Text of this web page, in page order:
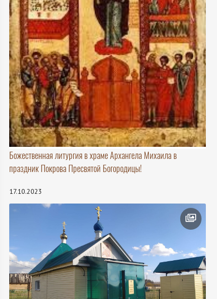
Божественная литургия в храме Архангела Михаила в
праздник Покрова Пресвятой Богородицы!
17.10.2023